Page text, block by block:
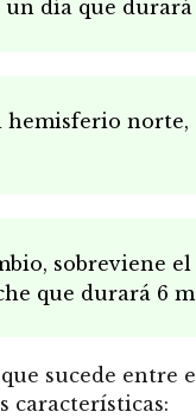
día que durará
norte,
sobreviene
que durará 6
sucede entre
características: